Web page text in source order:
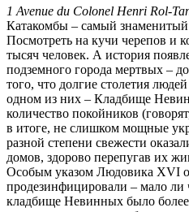
1 Avenue du Colonel Henri Rol-
Катакомбы – самый
Посмотреть на кучи черепов и
тысяч человек. А история
подземного города мертвых –
того, что долгие столетия
одном из них – Кладбище
количество покойников
в итоге, не слишком мощные
разной степени свежести
домов, здорово перепугав их
Особым указом Людовика XVI
продезинфицировали – мало ли
кладбище Невинных было